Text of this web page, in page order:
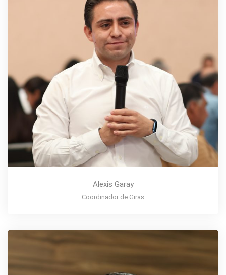
Alexis Garay
Coordinador de Giras